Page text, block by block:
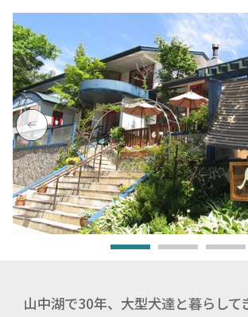
山中湖で30年、大型犬達と暮らして